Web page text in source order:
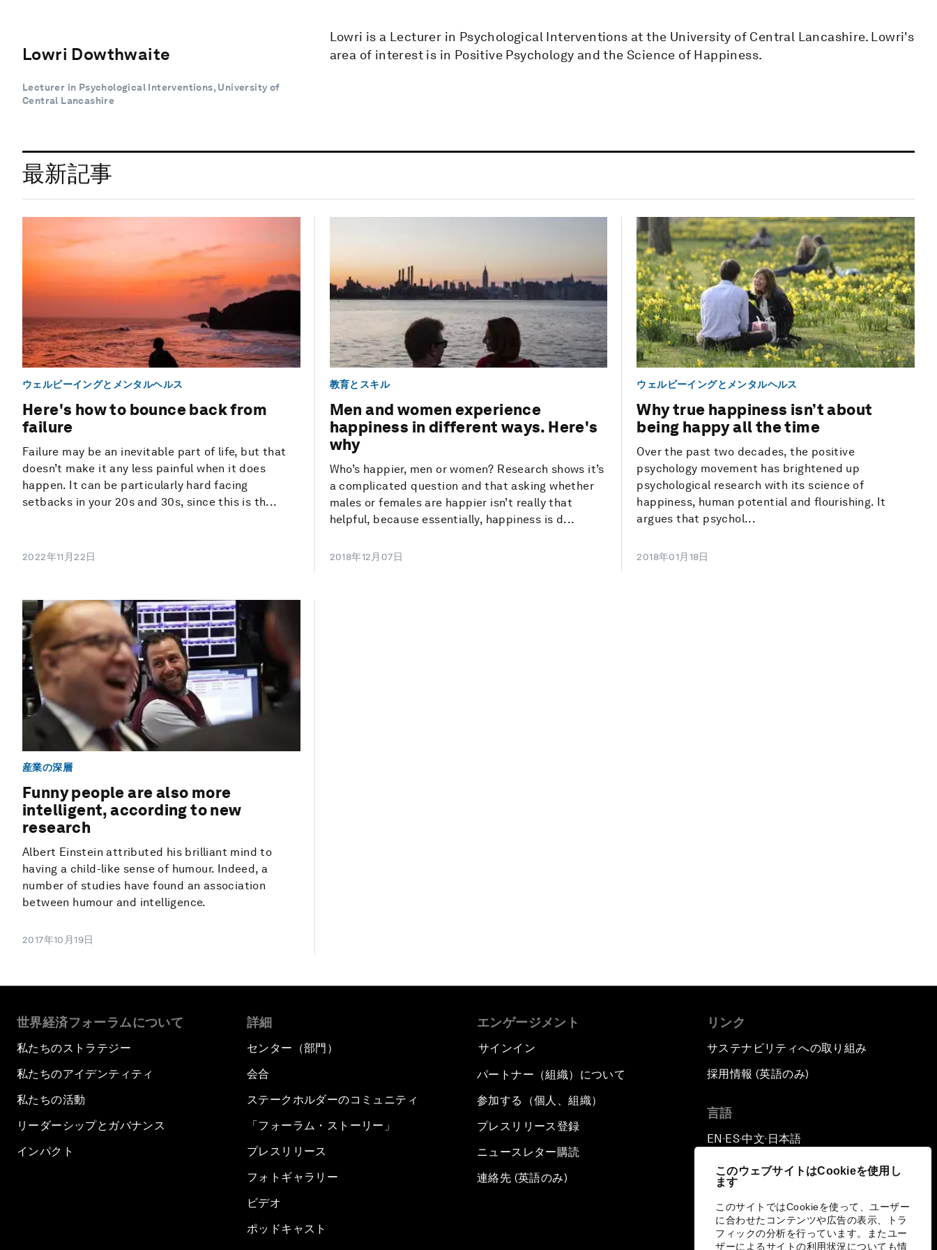
このウェブサイトはCookieを使用し
ます
このサイトではCookieを使って、ユーザー
に合わせたコンテンツや広告の表示、トラ
フィックの分析を行っています。またユー
ザーによるサイトの利用状況についても情
Lowri Dowthwaite
Lecturer in Psychological Interventions, University of
Central Lancashire
Lowri is a Lecturer in Psychological Interventions at the University of Central Lancashire. Lowri's
area of interest is in Positive Psychology and the Science of Happiness.
最新記事
ウェルビーイングとメンタルヘルス
Here's how to bounce back from
failure
Failure may be an inevitable part of life, but that
doesn’t make it any less painful when it does
happen. It can be particularly hard facing
setbacks in your 20s and 30s, since this is th...
2022年11月22日
教育とスキル
Men and women experience
happiness in different ways. Here's
why
Who’s happier, men or women? Research shows it’s
a complicated question and that asking whether
males or females are happier isn’t really that
helpful, because essentially, happiness is d...
2018年12月07日
ウェルビーイングとメンタルヘルス
Why true happiness isn’t about
being happy all the time
Over the past two decades, the positive
psychology movement has brightened up
psychological research with its science of
happiness, human potential and flourishing. It
argues that psychol...
2018年01月18日
産業の深層
Funny people are also more
intelligent, according to new
research
Albert Einstein attributed his brilliant mind to
having a child-like sense of humour. Indeed, a
number of studies have found an association
between humour and intelligence.
2017年10月19日
世界経済フォーラムについて
私たちのストラテジー
私たちのアイデンティティ
私たちの活動
リーダーシップとガバナンス
インパクト
詳細
センター（部門）
会合
ステークホルダーのコミュニティ
「フォーラム・ストーリー」
プレスリリース
フォトギャラリー
ビデオ
ポッドキャスト
エンゲージメント
サインイン
パートナー（組織）について
参加する（個人、組織）
プレスリリース登録
ニュースレター購読
連絡先 (英語のみ)
リンク
サステナビリティへの取り組み
採用情報 (英語のみ)
言語
EN ▪ ES▪中文▪ 日本語